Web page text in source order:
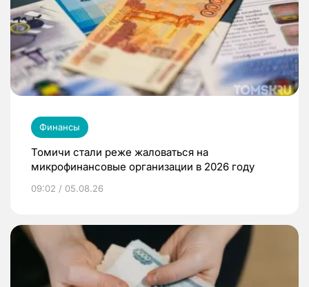
Финансы
Томичи стали реже жаловаться на
микрофинансовые организации в 2026 году
09:02 / 05.08.26